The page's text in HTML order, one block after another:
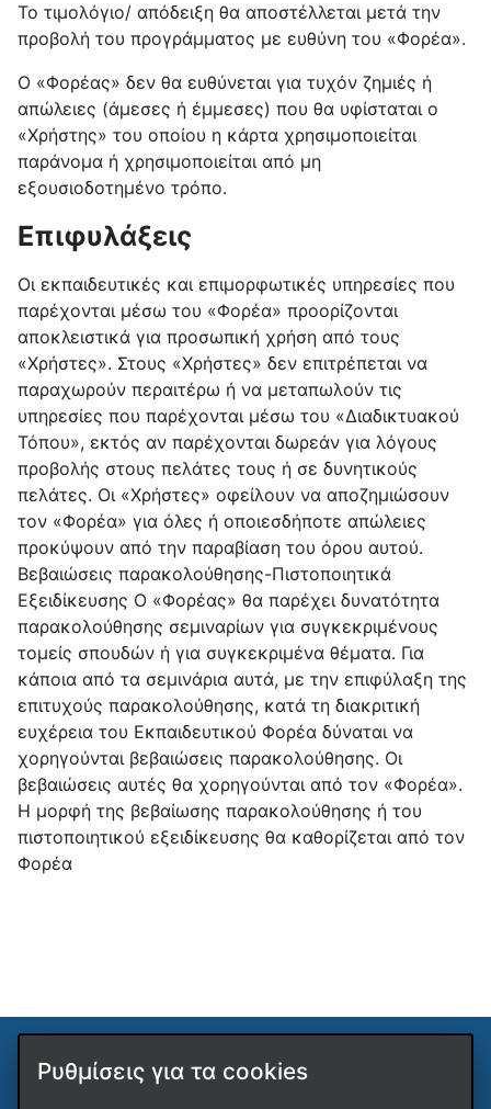
Το τιμολόγιο/ απόδειξη θα αποστέλλεται μετά την
προβολή του προγράμματος με ευθύνη του «Φορέα».
Ο «Φορέας» δεν θα ευθύνεται για τυχόν ζημιές ή
απώλειες (άμεσες ή έμμεσες) που θα υφίσταται ο
«Χρήστης» του οποίου η κάρτα χρησιμοποιείται
παράνομα ή χρησιμοποιείται από μη
εξουσιοδοτημένο τρόπο.
Επιφυλάξεις
Οι εκπαιδευτικές και επιμορφωτικές υπηρεσίες που
παρέχονται μέσω του «Φορέα» προορίζονται
αποκλειστικά για προσωπική χρήση από τους
«Χρήστες». Στους «Χρήστες» δεν επιτρέπεται να
παραχωρούν περαιτέρω ή να μεταπωλούν τις
υπηρεσίες που παρέχονται μέσω του «Διαδικτυακού
Τόπου», εκτός αν παρέχονται δωρεάν για λόγους
προβολής στους πελάτες τους ή σε δυνητικούς
πελάτες. Οι «Χρήστες» οφείλουν να αποζημιώσουν
τον «Φορέα» για όλες ή οποιεσδήποτε απώλειες
προκύψουν από την παραβίαση του όρου αυτού.
Βεβαιώσεις παρακολούθησης-Πιστοποιητικά
Εξειδίκευσης Ο «Φορέας» θα παρέχει δυνατότητα
παρακολούθησης σεμιναρίων για συγκεκριμένους
τομείς σπουδών ή για συγκεκριμένα θέματα. Για
κάποια από τα σεμινάρια αυτά, με την επιφύλαξη της
επιτυχούς παρακολούθησης, κατά τη διακριτική
ευχέρεια του Εκπαιδευτικού Φορέα δύναται να
χορηγούνται βεβαιώσεις παρακολούθησης. Οι
βεβαιώσεις αυτές θα χορηγούνται από τον «Φορέα».
Η μορφή της βεβαίωσης παρακολούθησης ή του
πιστοποιητικού εξειδίκευσης θα καθορίζεται από τον
Φορέα
ΚΕΔΙΒΙΜ ΔΙΠΑΕ
Ρυθμίσεις για τα cookies